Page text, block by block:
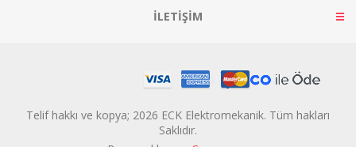
İLETIŞIM
Telif hakkı ve kopya; 2026 ECK Elektromekanik. Tüm hakları
Saklıdır.